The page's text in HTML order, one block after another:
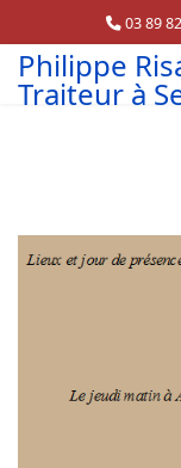
03 89
Philippe
Traiteur à